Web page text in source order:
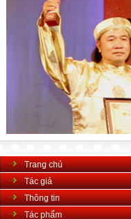
Trang chủ
Tác giả
Thông tin
Tác phẩm